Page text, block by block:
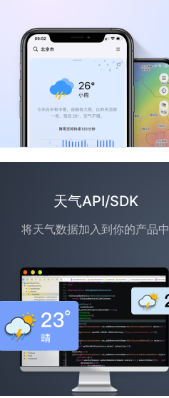
天气API/SDK
将天气数据加入到你的产品中